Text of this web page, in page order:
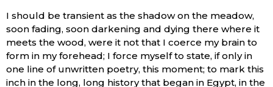
I should be transient as the shadow on the meadow,
soon fading, soon darkening and dying there where it
meets the wood, were it not that I coerce my brain to
form in my forehead; I force myself to state, if only in
one line of unwritten poetry, this moment; to mark this
inch in the long, long history that began in Egypt, in the